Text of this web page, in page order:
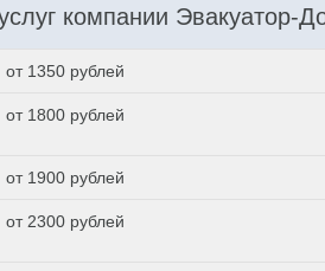
компании Эвакуатор-
от 1350 рублей
от 1800 рублей
от 1900 рублей
от 2300 рублей